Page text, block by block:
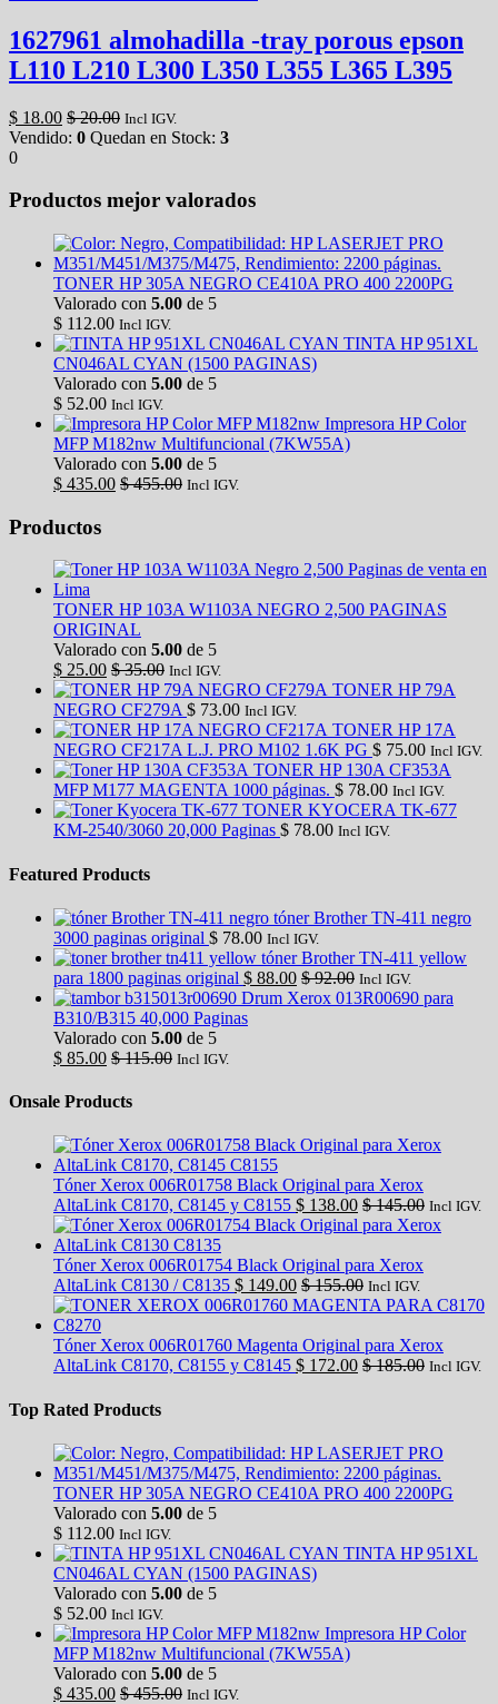
1627961 almohadilla -tray porous epson
L110 L210 L300 L350 L355 L365 L395
$ 18.00 $20.00 Incl IGV.
Vendido: 0 Quedan en Stock: 3
0
Productos mejor valorados
TONER HP 305A NEGRO CE410A PRO 400 2200PG
Valorado con 5.00 de 5
$ 112.00 Incl IGV.
TINTA HP 951XL
CN046AL CYAN (1500 PAGINAS)
Valorado con 5.00 de 5
$ 52.00 Incl IGV.
Impresora HP Color
MFP M182nw Multifuncional (7KW55A)
Valorado con 5.00 de 5
$ 435.00 $455.00 Incl IGV.
Productos
TONER HP 103A W1103A NEGRO 2,500 PAGINAS
ORIGINAL
Valorado con 5.00 de 5
$ 25.00 $35.00 Incl IGV.
TONER HP 79A
NEGRO CF279A $ 73.00 Incl IGV.
TONER HP 17A
NEGRO CF217A L.J. PRO M102 1.6K PG $ 75.00 Incl IGV.
TONER HP 130A CF353A
MFP M177 MAGENTA 1000 páginas. $ 78.00 Incl IGV.
TONER KYOCERA TK-677
KM-2540/3060 20,000 Paginas $ 78.00 Incl IGV.
Featured Products
tóner Brother TN-411 negro
3000 paginas original $ 78.00 Incl IGV.
tóner Brother TN-411 yellow
para 1800 paginas original $ 88.00 $92.00 Incl IGV.
Drum Xerox 013R00690 para
B310/B315 40,000 Paginas
Valorado con 5.00 de 5
$ 85.00 $115.00 Incl IGV.
Onsale Products
Tóner Xerox 006R01758 Black Original para Xerox
AltaLink C8170, C8145 y C8155 $ 138.00 $145.00 Incl IGV.
Tóner Xerox 006R01754 Black Original para Xerox
AltaLink C8130 / C8135 $ 149.00 $155.00 Incl IGV.
Tóner Xerox 006R01760 Magenta Original para Xerox
AltaLink C8170, C8155 y C8145 $ 172.00 $185.00 Incl IGV.
Top Rated Products
TONER HP 305A NEGRO CE410A PRO 400 2200PG
Valorado con 5.00 de 5
$ 112.00 Incl IGV.
TINTA HP 951XL
CN046AL CYAN (1500 PAGINAS)
Valorado con 5.00 de 5
$ 52.00 Incl IGV.
Impresora HP Color
MFP M182nw Multifuncional (7KW55A)
Valorado con 5.00 de 5
$ 435.00 $455.00 Incl IGV.